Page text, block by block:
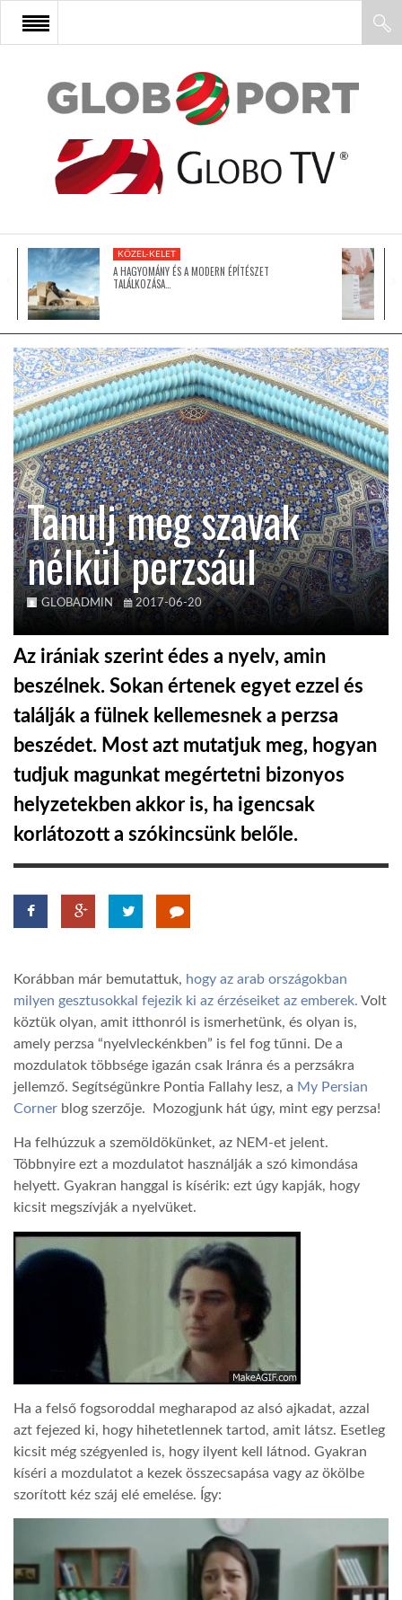
FŐOLDAL
AFRIKA
ÁZSIA
LATIN-AMERIKA
KÖZEL-KELET
AUSZTRÁLIA
A VILÁG ITTHON
MÉDIA
GLOBOTV BP
HÍR3D
TROPICALMAGAZIN
A NAP SZÉPE
LINKTR.EE
DOBRAVERO.HU
LATIMO.HU
KÖZEL-KELET
A HAGYOMÁNY ÉS A MODERN ÉPÍTÉSZET
TALÁLKOZÁSA…
Tanulj meg szavak
nélkül perzsául
GLOBADMIN 2017-06-20
Az irániak szerint édes a nyelv, amin
beszélnek. Sokan értenek egyet ezzel és
találják a fülnek kellemesnek a perzsa
beszédet. Most azt mutatjuk meg, hogyan
tudjuk magunkat megértetni bizonyos
helyzetekben akkor is, ha igencsak
korlátozott a szókincsünk belőle.
Korábban már bemutattuk, hogy az arab országokban
milyen gesztusokkal fejezik ki az érzéseiket az emberek. Volt
köztük olyan, amit itthonról is ismerhetünk, és olyan is,
amely perzsa “nyelvleckénkben” is fel fog tűnni. De a
mozdulatok többsége igazán csak Iránra és a perzsákra
jellemző. Segítségünkre Pontia Fallahy lesz, a My Persian
Corner blog szerzője. Mozogjunk hát úgy, mint egy perzsa!
Ha felhúzzuk a szemöldökünket, az NEM-et jelent.
Többnyire ezt a mozdulatot használják a szó kimondása
helyett. Gyakran hanggal is kísérik: ezt úgy kapják, hogy
kicsit megszívják a nyelvüket.
Ha a felső fogsoroddal megharapod az alsó ajkadat, azzal
azt fejezed ki, hogy hihetetlennek tartod, amit látsz. Esetleg
kicsit még szégyenled is, hogy ilyent kell látnod. Gyakran
kíséri a mozdulatot a kezek összecsapása vagy az ökölbe
szorított kéz száj elé emelése. Így: